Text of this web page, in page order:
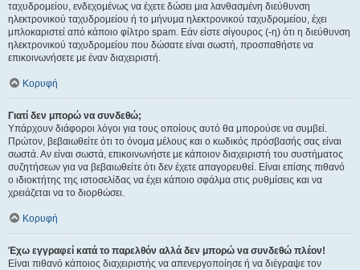
ταχυδρομείου, ενδεχομένως να έχετε δώσει μια λανθασμένη διεύθυνση
ηλεκτρονικού ταχυδρομείου ή το μήνυμα ηλεκτρονικού ταχυδρομείου, έχει
μπλοκαριστεί από κάποιο φίλτρο spam. Εάν είστε σίγουρος (-η) ότι η διεύθυνση
ηλεκτρονικού ταχυδρομείου που δώσατε είναι σωστή, προσπαθήστε να
επικοινωνήσετε με έναν διαχειριστή.
Κορυφή
Γιατί δεν μπορώ να συνδεθώ;
Υπάρχουν διάφοροι λόγοι για τους οποίους αυτό θα μπορούσε να συμβεί.
Πρώτον, βεβαιωθείτε ότι το όνομα μέλους και ο κωδικός πρόσβασής σας είναι
σωστά. Αν είναι σωστά, επικοινωνήστε με κάποιον διαχειριστή του συστήματος
συζητήσεων για να βεβαιωθείτε ότι δεν έχετε απαγορευθεί. Είναι επίσης πιθανό
ο ιδιοκτήτης της ιστοσελίδας να έχει κάποιο σφάλμα στις ρυθμίσεις και να
χρειάζεται να το διορθώσει.
Κορυφή
Έχω εγγραφεί κατά το παρελθόν αλλά δεν μπορώ να συνδεθώ πλέον!
Είναι πιθανό κάποιος διαχειριστής να απενεργοποίησε ή να διέγραψε τον